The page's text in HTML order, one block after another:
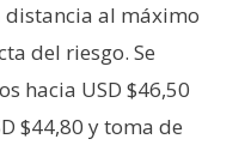
distancia al máximo
del riesgo. Se
hacia USD $46,50
$44,80 y toma de